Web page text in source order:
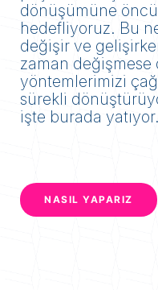
dönüşümüne
hedefliyoruz. Bu
değişir ve
zaman değişmese
yöntemlerimizi
sürekli
işte burada yatıyor.
NASIL YAPARIZ